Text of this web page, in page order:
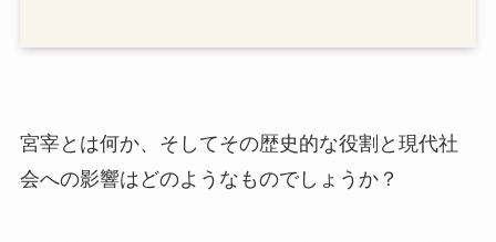
宮宰とは何か、そしてその歴史的な役割と現代社
会への影響はどのようなものでしょうか？